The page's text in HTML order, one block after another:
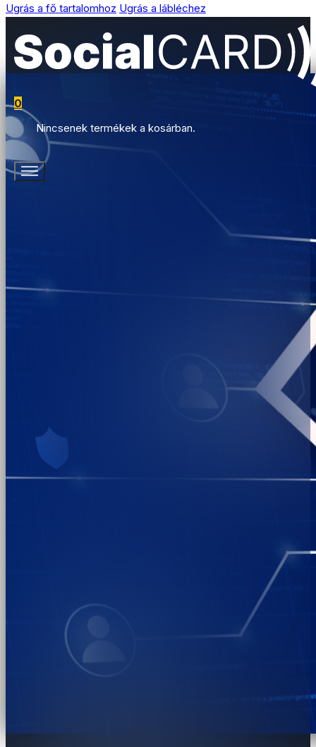
Ugrás a fő tartalomhoz Ugrás a lábléchez
0
Nincsenek termékek a kosárban.